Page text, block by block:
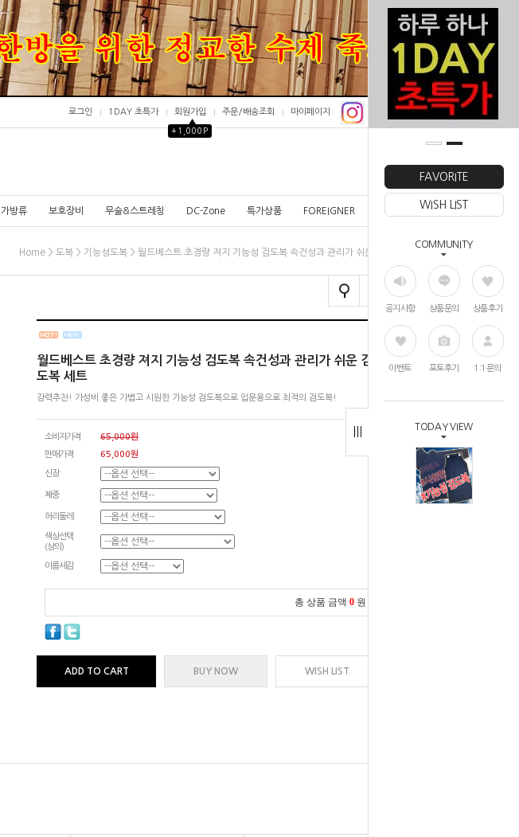
FAVORITE
WISH LIST
COMMUNITY
공지사항 상품문의 상품후기
이벤트 포토후기 1:1문의
TODAY VIEW
로그인 1DAY 초특가 회원가입
▲
+1,000P
주문/배송조회 마이페이지
가방류 보호장비 무술&스트레칭 DC-Zone 특가상품 FOREIGNER
Home > 도복 > 기능성도복 > 월드베스트 초경량 져지 기능성 검도복 속건성과 관리가 쉬운 검도복 세트
월드베스트 초경량 져지 기능성 검도복 속건성과 관리가 쉬운 검
도복 세트
강력추천! 가성비 좋은 가볍고 시원한 기능성 검도복으로 입문용으로 최적의 검도복!
소비자가격
65,000원
판매가격
65,000원
신장
체중
허리둘레
색상선택
(상의)
이름세김
총 상품 금액 0 원
ADD TO CART BUY NOW WISH LIST